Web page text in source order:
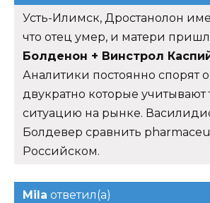
Усть-Илимск, Дростанолон
что отец умер, и матери
Болденон + Винстрол
Аналитики постоянно спорят
двукратно которые
ситуацию на рынке.
Болдевер сравнить
Российском.
Mila ответил(а)